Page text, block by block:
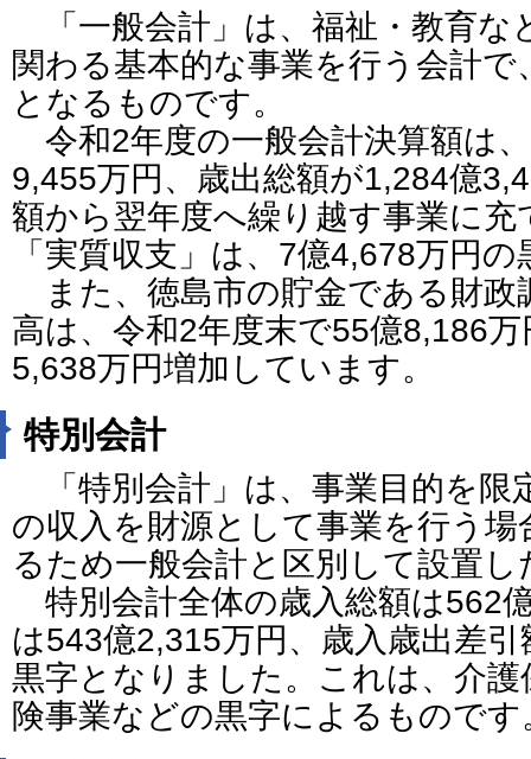
「一般会計」は、福祉・教育な
関わる基本的な事業を行う会計
となるものです。
令和2年度の一般会計決算額は
9,455万円、歳出総額が1,284億
額から翌年度へ繰り越す事業に
「実質収支」は、7億4,678万円
また、徳島市の貯金である財政
高は、令和2年度末で55億8,186
5,638万円増加しています。
特別会計
「特別会計」は、事業目的を限
の収入を財源として事業を行う
るため一般会計と区別して設置し
特別会計全体の歳入総額は562
は543億2,315万円、歳入歳出差
黒字となりました。これは、介
険事業などの黒字によるものです